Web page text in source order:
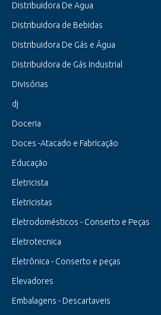
Distribuidora De Agua
Distribuidora de Bebidas
Distribuidora De Gás e Água
Distribuidora de Gás Industrial
Divisórias
dj
Doceria
Doces -Atacado e Fabricação
Educação
Eletricista
Eletricistas
Eletrodomésticos - Conserto e Peças
Eletrotecnica
Eletrônica - Conserto e peças
Elevadores
Embalagens - Descartaveis